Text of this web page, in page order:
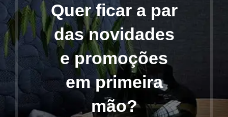
Quer ficar a par
das novidades
e promoções
em primeira
mão?